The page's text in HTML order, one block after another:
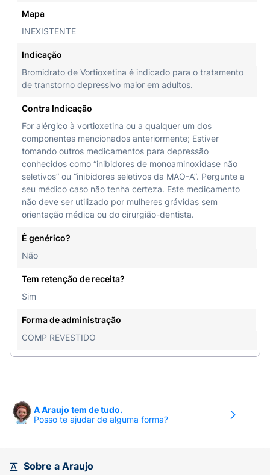
Mapa
INEXISTENTE
Indicação
Bromidrato de Vortioxetina é indicado para o tratamento
de transtorno depressivo maior em adultos.
Contra Indicação
For alérgico à vortioxetina ou a qualquer um dos
componentes mencionados anteriormente; Estiver
tomando outros medicamentos para depressão
conhecidos como “inibidores de monoaminoxidase não
seletivos” ou “inibidores seletivos da MAO-A”. Pergunte a
seu médico caso não tenha certeza. Este medicamento
não deve ser utilizado por mulheres grávidas sem
orientação médica ou do cirurgião-dentista.
É genérico?
Não
Tem retenção de receita?
Sim
Forma de administração
COMP REVESTIDO
A Araujo tem de tudo.
Posso te ajudar de alguma forma?
Sobre a Araujo